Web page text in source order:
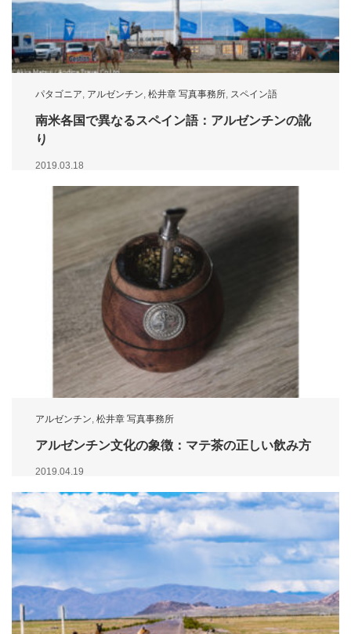
パタゴニア, アルゼンチン, 松井章 写真事務所, スペイン語
南米各国で異なるスペイン語：アルゼンチンの訛
り
2019.03.18
アルゼンチン, 松井章 写真事務所
アルゼンチン文化の象徴：マテ茶の正しい飲み方
2019.04.19